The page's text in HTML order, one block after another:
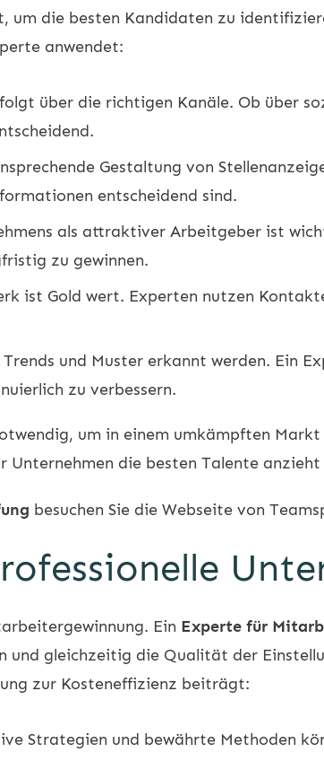
um die besten Kandidaten zu
anwendet:
über die richtigen Kanäle. Ob über
Gestaltung von
entscheidend sind.
als attraktiver Arbeitgeber ist
zu gewinnen.
ist Gold wert. Experten nutzen
und Muster erkannt werden. Ein
zu verbessern.
um in einem umkämpften Markt
Unternehmen die besten Talente
besuchen Sie die Webseite von
Ein Experte für
und gleichzeitig die Qualität der
zur Kosteneffizienz beiträgt:
Strategien und bewährte Methoden